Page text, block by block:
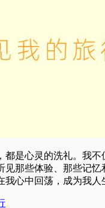
都是心灵的洗礼。我
见那些体验、那些记
我心中回荡，成为我人